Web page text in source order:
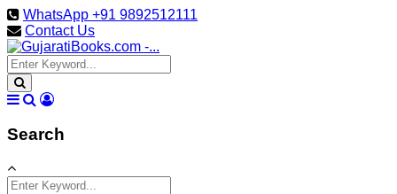
WhatsApp +91 9892512111
Contact Us
Search